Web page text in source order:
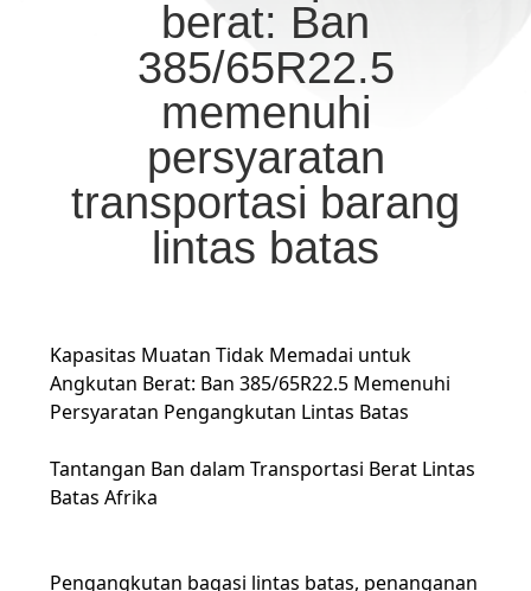
PENAWARAN
KEBIJAKAN
berat: Ban
385/65R22.5
memenuhi
persyaratan
transportasi barang
lintas batas
Kapasitas Muatan Tidak Memadai untuk
Angkutan Berat: Ban 385/65R22.5 Memenuhi
Persyaratan Pengangkutan Lintas Batas
Tantangan Ban dalam Transportasi Berat Lintas
Batas Afrika
Pengangkutan bagasi lintas batas, penanganan